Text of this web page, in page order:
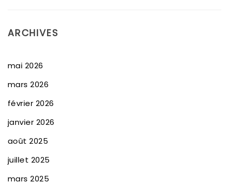
ARCHIVES
mai 2026
mars 2026
février 2026
janvier 2026
août 2025
juillet 2025
mars 2025